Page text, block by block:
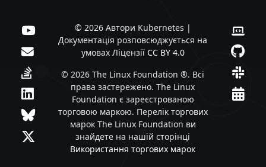
© 2026 Автори Kubernetes |
Документація розповсюджується на
умовах Ліцензії CC BY 4.0
© 2026 The Linux Foundation ®. Всі
права застережено. The Linux
Foundation є зареєстрованою
торговою маркою. Перелік торгових
марок The Linux Foundation ви
знайдете на нашій сторінці
Використання торгових марок